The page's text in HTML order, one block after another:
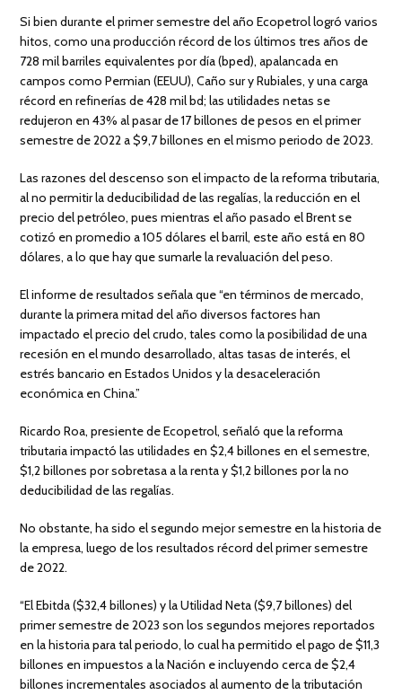
Si bien durante el primer semestre del año Ecopetrol logró varios
hitos, como una producción récord de los últimos tres años de
728 mil barriles equivalentes por día (bped), apalancada en
campos como Permian (EEUU), Caño sur y Rubiales, y una carga
récord en refinerías de 428 mil bd; las utilidades netas se
redujeron en 43% al pasar de 17 billones de pesos en el primer
semestre de 2022 a $9,7 billones en el mismo periodo de 2023.
Las razones del descenso son el impacto de la reforma tributaria,
al no permitir la deducibilidad de las regalías, la reducción en el
precio del petróleo, pues mientras el año pasado el Brent se
cotizó en promedio a 105 dólares el barril, este año está en 80
dólares, a lo que hay que sumarle la revaluación del peso.
El informe de resultados señala que “en términos de mercado,
durante la primera mitad del año diversos factores han
impactado el precio del crudo, tales como la posibilidad de una
recesión en el mundo desarrollado, altas tasas de interés, el
estrés bancario en Estados Unidos y la desaceleración
económica en China.”
Ricardo Roa, presiente de Ecopetrol, señaló que la reforma
tributaria impactó las utilidades en $2,4 billones en el semestre,
$1,2 billones por sobretasa a la renta y $1,2 billones por la no
deducibilidad de las regalías.
No obstante, ha sido el segundo mejor semestre en la historia de
la empresa, luego de los resultados récord del primer semestre
de 2022.
“El Ebitda ($32,4 billones) y la Utilidad Neta ($9,7 billones) del
primer semestre de 2023 son los segundos mejores reportados
en la historia para tal periodo, lo cual ha permitido el pago de $11,3
billones en impuestos a la Nación e incluyendo cerca de $2,4
billones incrementales asociados al aumento de la tributación